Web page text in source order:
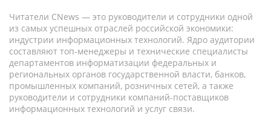
Читатели CNews — это руководители и сотрудники одной
из самых успешных отраслей российской экономики:
индустрии информационных технологий. Ядро аудитории
составляют топ-менеджеры и технические специалисты
департаментов информатизации федеральных и
региональных органов государственной власти, банков,
промышленных компаний, розничных сетей, а также
руководители и сотрудники компаний-поставщиков
информационных технологий и услуг связи.